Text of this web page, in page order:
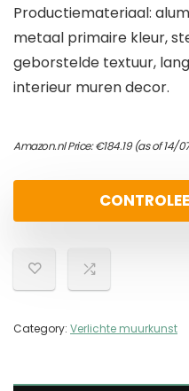
Productiemateriaal:
metaal primaire kleur,
geborstelde textuur,
interieur muren decor.
Amazon.nl Price:€184.19(as of 14/
Category: Verlichte muurkunst